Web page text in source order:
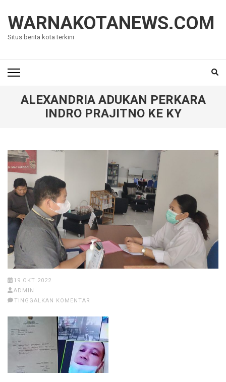
konten
(Tekan
WARNAKOTANEWS.COM
Situs berita kota terkini
ALEXANDRIA ADUKAN PERKARA
INDRO PRAJITNO KE KY
19 OKT 2022
ADMIN
TINGGALKAN KOMENTAR